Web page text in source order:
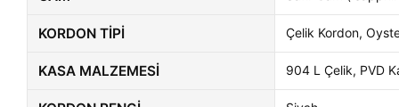
KORDON TIPI Çelik Kordon,
KASA MALZEMESI 904 L Çelik, PVD